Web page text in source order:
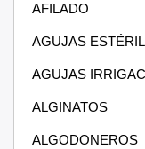
AFILADO
AGUJAS
AGUJAS
ALGINATOS
ALGODONEROS